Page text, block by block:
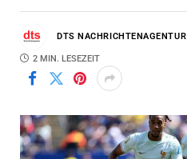
DTS NACHRICHTENAGENTUR
2 MIN. LESEZEIT